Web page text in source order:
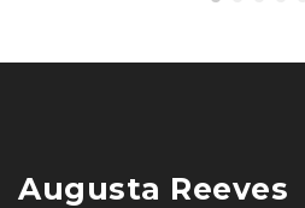
Augusta Reeves